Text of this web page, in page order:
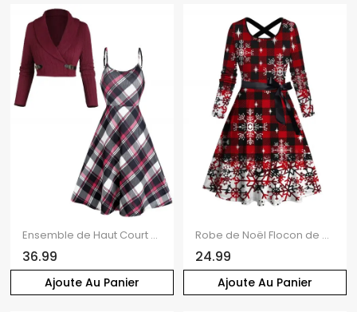
Ajoute Au Panier
Ensemble de Haut Court à Bretelle Fine Tordu Imprimé à Carreaux et de Mini Robe
36.99
Ajoute Au Panier
Robe de Noël Flocon de Neige à Carreaux Imprimé Ceinturée à Manches Longues
24.99